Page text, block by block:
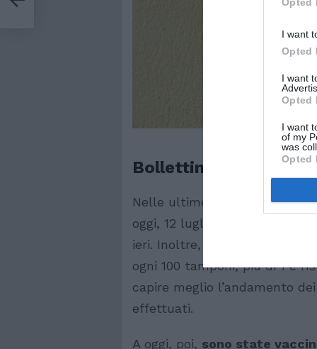
I want
Opted
I want
Opted
I want
of my
was
Opted
Bollettino covid oggi,
Nelle ultime 24 ore, poi,
oggi, 12 luglio,
ieri. Inoltre, il
ogni 100 tamponi, più di 1 è
capire meglio l’andamento
effettuati.
A oggi, poi, sono state